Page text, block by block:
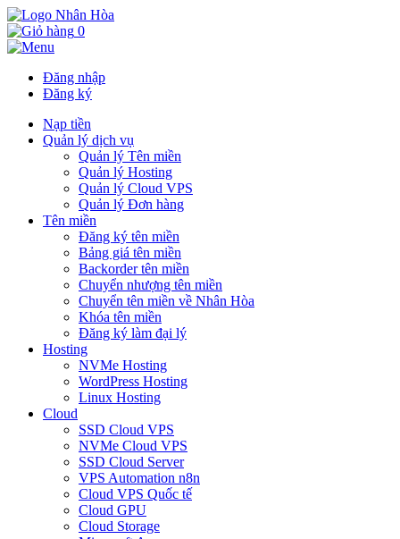
0
Đăng nhập
Đăng ký
Nạp tiền
Quản lý dịch vụ
Quản lý Tên miền
Quản lý Hosting
Quản lý Cloud VPS
Quản lý Đơn hàng
Tên miền
Đăng ký tên miền
Bảng giá tên miền
Backorder tên miền
Chuyển nhượng tên miền
Chuyển tên miền về Nhân Hòa
Khóa tên miền
Đăng ký làm đại lý
Hosting
NVMe Hosting
WordPress Hosting
Linux Hosting
Cloud
SSD Cloud VPS
NVMe Cloud VPS
SSD Cloud Server
VPS Automation n8n
Cloud VPS Quốc tế
Cloud GPU
Cloud Storage